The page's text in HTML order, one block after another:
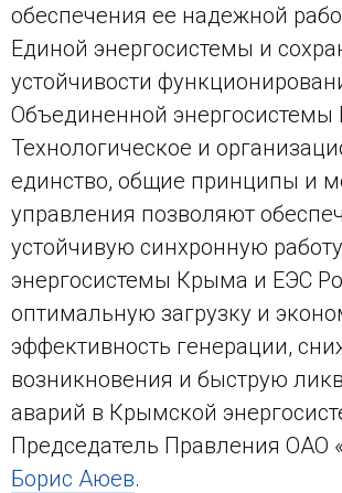
обеспечения ее надежной
Единой энергосистемы и
устойчивости
Объединенной энергосистемы
Технологическое и
единство, общие принципы и
управления позволяют
устойчивую синхронную работу
энергосистемы Крыма и ЕЭС
оптимальную загрузку и
эффективность генерации,
возникновения и быструю
аварий в Крымской
Председатель Правления ОАО
Борис Аюев.